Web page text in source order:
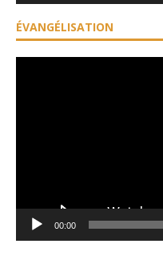
ÉVANGÉLISATION
00:00